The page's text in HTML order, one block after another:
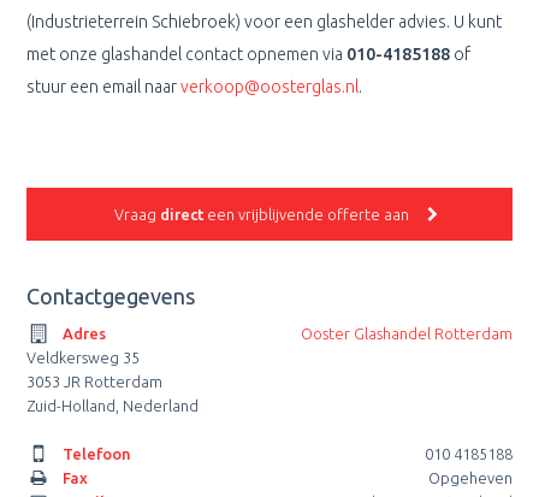
(Industrieterrein Schiebroek) voor een glashelder advies. U kunt
met onze glashandel contact opnemen via 010-4185188 of
stuur een email naarverkoop@oosterglas.nl .
Vraag directeen vrijblijvende offerte aan
Contactgegevens
Adres
Ooster Glashandel Rotterdam
Veldkersweg 35
3053 JR Rotterdam
Zuid-Holland, Nederland
Telefoon
010 4185188
Fax
Opgeheven